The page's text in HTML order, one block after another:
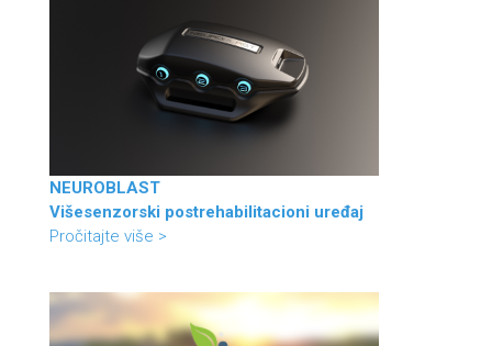
NEUROBLAST
Višesenzorski postrehabilitacioni uređaj
Pročitajte više >